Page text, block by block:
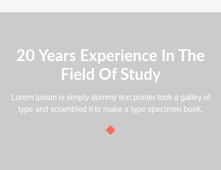
20 Years Experience In The
Field Of Study
Lorem Ipsum is simply dummy text printer took a galley of
type and scrambled it to make a type specimen book.